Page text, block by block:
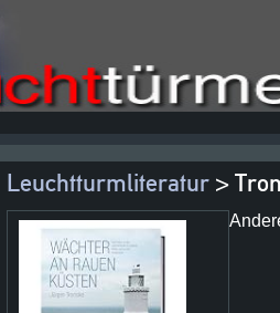
Leuchtturmliteratur >